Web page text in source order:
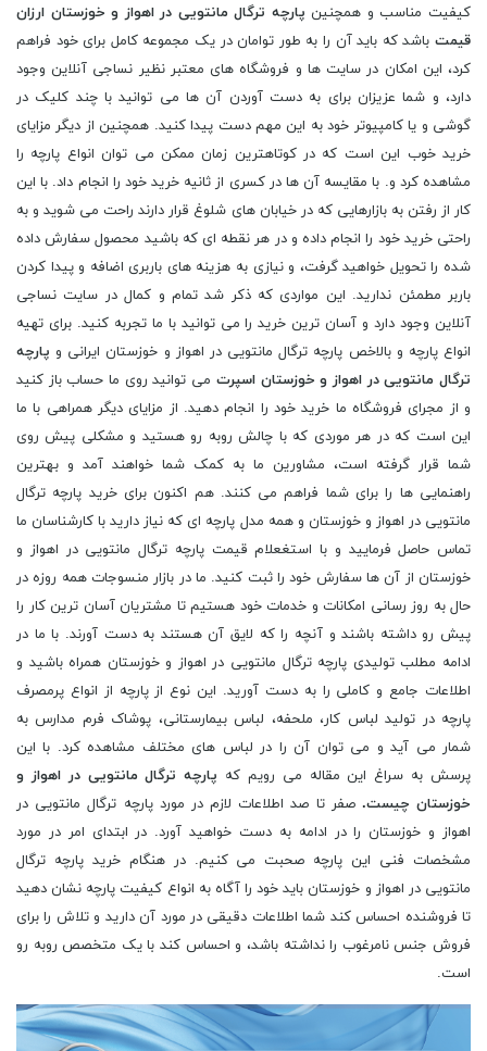
کیفیت مناسب و همچنین پارچه ترگال مانتویی در اهواز و خوزستان ارزان
قیمت باشد که باید آن را به طور توامان در یک مجموعه کامل برای خود فراهم
کرد، این امکان در سایت ها و فروشگاه های معتبر نظیر نساجی آنلاین وجود
دارد، و شما عزیزان برای به دست آوردن آن ها می توانید با چند کلیک در
گوشی و یا کامپیوتر خود به این مهم دست پیدا کنید. همچنین از دیگر مزایای
خرید خوب این است که در کوتاهترین زمان ممکن می توان انواع پارچه را
مشاهده کرد و. با مقایسه آن ها در کسری از ثانیه خرید خود را انجام داد. با این
کار از رفتن به بازارهایی که در خیابان های شلوغ قرار دارند راحت می شوید و به
راحتی خرید خود را انجام داده و در هر نقطه ای که باشید محصول سفارش داده
شده را تحویل خواهید گرفت، و نیازی به هزینه های باربری اضافه و پیدا کردن
باربر مطمئن ندارید. این مواردی که ذکر شد تمام و کمال در سایت نساجی
آنلاین وجود دارد و آسان ترین خرید را می توانید با ما تجربه کنید. برای تهیه
انواع پارچه و بالاخص پارچه ترگال مانتویی در اهواز و خوزستان ایرانی و پارچه
ترگال مانتویی در اهواز و خوزستان اسپرت می توانید روی ما حساب باز کنید
و از مجرای فروشگاه ما خرید خود را انجام دهید. از مزایای دیگر همراهی با ما
این است که در هر موردی که با چالش روبه رو هستید و مشکلی پیش روی
شما قرار گرفته است، مشاورین ما به کمک شما خواهند آمد و بهترین
راهنمایی ها را برای شما فراهم می کنند. هم اکنون برای خرید پارچه ترگال
مانتویی در اهواز و خوزستان و همه مدل پارچه ای که نیاز دارید با کارشناسان ما
تماس حاصل فرمایید و با استغعلام قیمت پارچه ترگال مانتویی در اهواز و
خوزستان از آن ها سفارش خود را ثبت کنید. ما در بازار منسوجات همه روزه در
حال به روز رسانی امکانات و خدمات خود هستیم تا مشتریان آسان ترین کار را
پیش رو داشته باشند و آنچه را که لایق آن هستند به دست آورند. با ما در
ادامه مطلب تولیدی پارچه ترگال مانتویی در اهواز و خوزستان همراه باشید و
اطلاعات جامع و کاملی را به دست آورید. این نوع از پارچه از انواع پرمصرف
پارچه در تولید لباس کار، ملحفه، لباس بیمارستانی، پوشاک فرم مدارس به
شمار می آید و می توان آن را در لباس های مختلف مشاهده کرد. با این
پرسش به سراغ این مقاله می رویم که پارچه ترگال مانتویی در اهواز و
خوزستان چیست. صفر تا صد اطلاعات لازم در مورد پارچه ترگال مانتویی در
اهواز و خوزستان را در ادامه به دست خواهید آورد. در ابتدای امر در مورد
مشخصات فنی این پارچه صحبت می کنیم. در هنگام خرید پارچه ترگال
مانتویی در اهواز و خوزستان باید خود را آگاه به انواع کیفیت پارچه نشان دهید
تا فروشنده احساس کند شما اطلاعات دقیقی در مورد آن دارید و تلاش را برای
فروش جنس نامرغوب را نداشته باشد، و احساس کند با یک متخصص روبه رو
است.